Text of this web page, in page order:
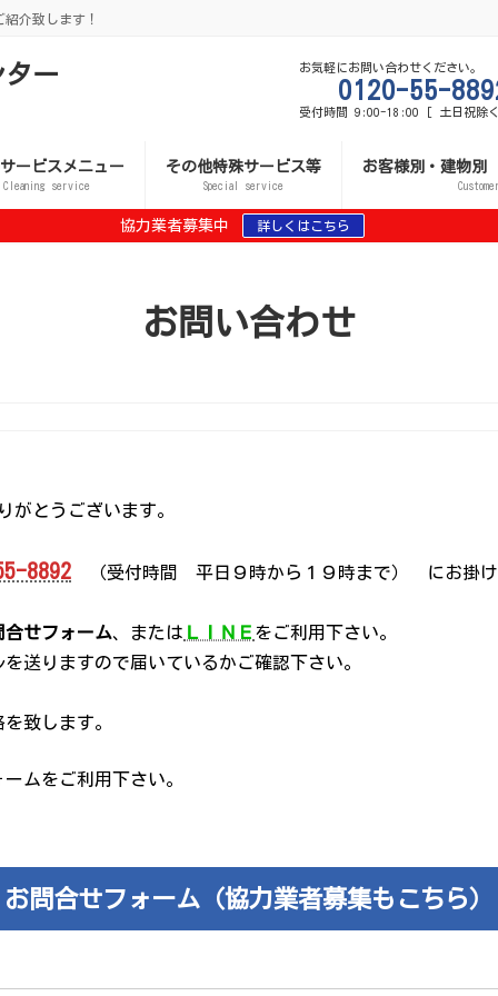
介致します！
ー お気軽にお問い合わせください。
0120-55-
受付時間 9:00-18:00 [ 土日祝除
ービスメニュー
Cleaning service
その他特殊サービス等
Special service
お客様別・建物
協力業者募集中 詳しくはこちら
お問い合わせ
がとうございます。
8892 （受付時間 平日９時から１９時まで） にお掛け
合せフォーム、または ＬＩＮＥ をご利用下さい。
送りますので届いているかご確認下さい。
致します。
ムをご利用下さい。
お問合せフォーム（協力業者募集もこちら）